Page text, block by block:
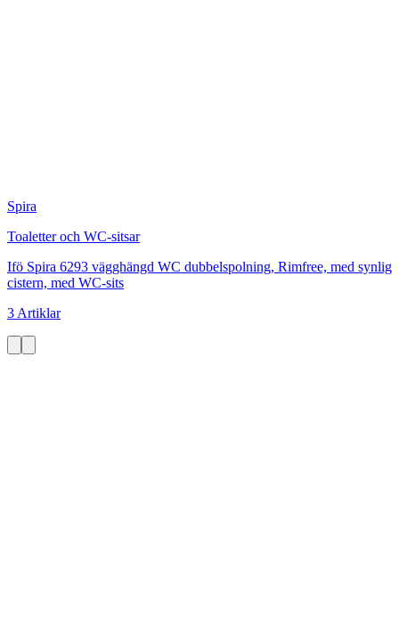
Spira
Toaletter och WC-sitsar
Ifö Spira 6293 vägghängd WC dubbelspolning, Rimfree, med synlig
cistern, med WC-sits
3 Artiklar